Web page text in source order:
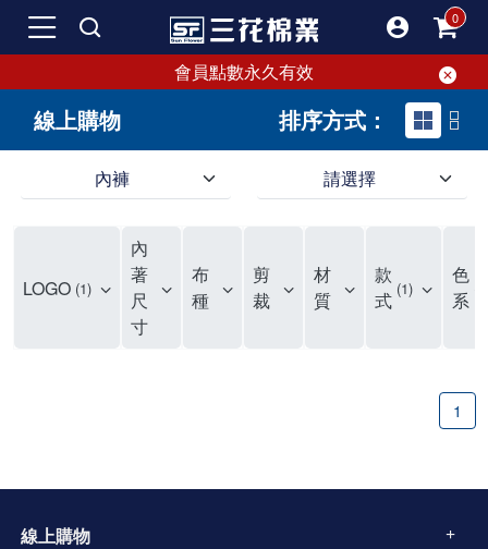
會員點數永久有效
線上購物 排序方式：
內褲 請選擇
LOGO 1
內
著
尺
寸
布
種
剪
裁
材
質
款
式 1
色
系
1
線上購物